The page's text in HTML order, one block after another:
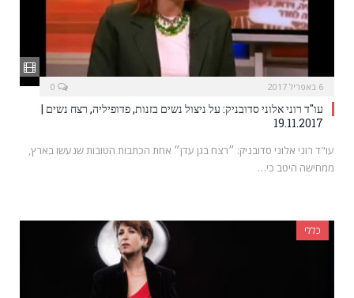
6 באפריל 2017
עו"ד רוני אלוני סדובניק: על ניצול נשים בזנות, פדופיליה, רצח נשים |
19.11.2017
עו"ד רוני אלוני סדובניק: ״רצח בגן עדן״ אחת הכתבות הטובות שנעשו בארץ,
ממחישה היטב כי…
כללי